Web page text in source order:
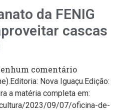
da FENIG
cascas
comentário
Nova Iguaçu.Edição:
a matéria completa em:
2023/09/07/oficina-de-